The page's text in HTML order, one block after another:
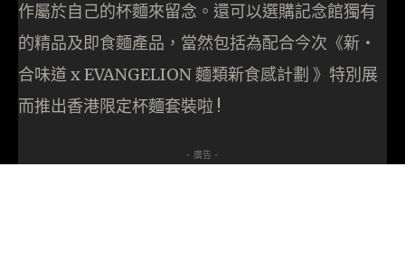
作屬於自己的杯麵來留念。還可以選購記念館獨有
的精品及即食麵產品，當然包括為配合今次《新‧
合味道 x EVANGELION 麵類新食感計劃 》特別展
而推出香港限定杯麵套裝啦 !
- 廣告 -